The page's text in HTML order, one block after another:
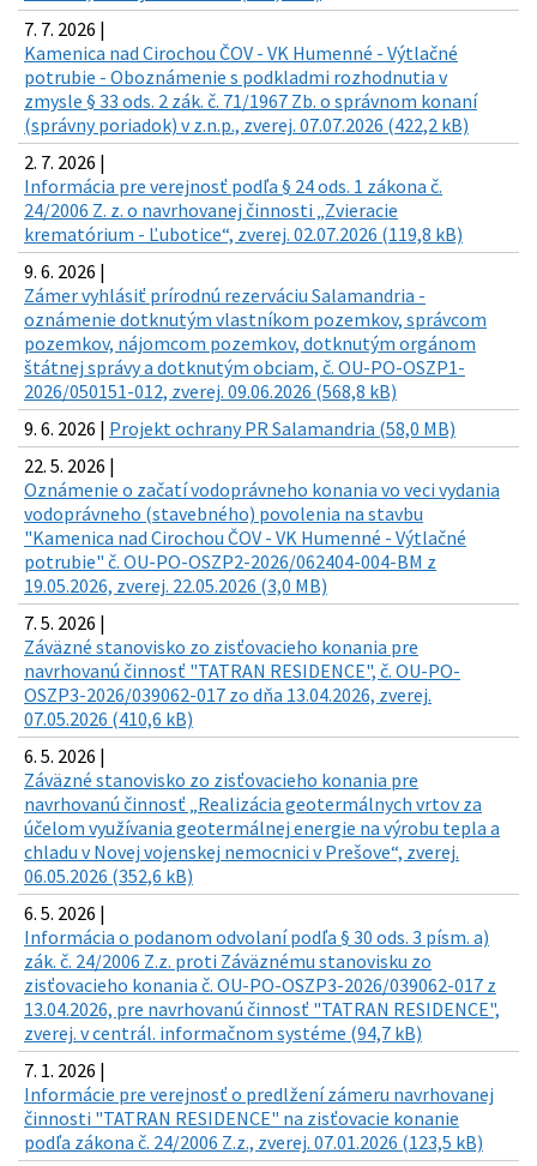
7. 7. 2026 |
Kamenica nad Cirochou ČOV - VK Humenné - Výtlačné
potrubie - Oboznámenie s podkladmi rozhodnutia v
zmysle § 33 ods. 2 zák. č. 71/1967 Zb. o správnom konaní
(správny poriadok) v z.n.p., zverej. 07.07.2026 (422,2 kB)
2. 7. 2026 |
Informácia pre verejnosť podľa § 24 ods. 1 zákona č.
24/2006 Z. z. o navrhovanej činnosti „Zvieracie
krematórium - Ľubotice“, zverej. 02.07.2026 (119,8 kB)
9. 6. 2026 |
Zámer vyhlásiť prírodnú rezerváciu Salamandria -
oznámenie dotknutým vlastníkom pozemkov, správcom
pozemkov, nájomcom pozemkov, dotknutým orgánom
štátnej správy a dotknutým obciam, č. OU-PO-OSZP1-
2026/050151-012, zverej. 09.06.2026 (568,8 kB)
9. 6. 2026 | Projekt ochrany PR Salamandria (58,0 MB)
22. 5. 2026 |
Oznámenie o začatí vodoprávneho konania vo veci vydania
vodoprávneho (stavebného) povolenia na stavbu
"Kamenica nad Cirochou ČOV - VK Humenné - Výtlačné
potrubie" č. OU-PO-OSZP2-2026/062404-004-BM z
19.05.2026, zverej. 22.05.2026 (3,0 MB)
7. 5. 2026 |
Záväzné stanovisko zo zisťovacieho konania pre
navrhovanú činnosť "TATRAN RESIDENCE", č. OU-PO-
OSZP3-2026/039062-017 zo dňa 13.04.2026, zverej.
07.05.2026 (410,6 kB)
6. 5. 2026 |
Záväzné stanovisko zo zisťovacieho konania pre
navrhovanú činnosť „Realizácia geotermálnych vrtov za
účelom využívania geotermálnej energie na výrobu tepla a
chladu v Novej vojenskej nemocnici v Prešove“, zverej.
06.05.2026 (352,6 kB)
6. 5. 2026 |
Informácia o podanom odvolaní podľa § 30 ods. 3 písm. a)
zák. č. 24/2006 Z.z. proti Záväznému stanovisku zo
zisťovacieho konania č. OU-PO-OSZP3-2026/039062-017 z
13.04.2026, pre navrhovanú činnosť "TATRAN RESIDENCE",
zverej. v centrál. informačnom systéme (94,7 kB)
7. 1. 2026 |
Informácie pre verejnosť o predlžení zámeru navrhovanej
činnosti "TATRAN RESIDENCE" na zisťovacie konanie
podľa zákona č. 24/2006 Z.z., zverej. 07.01.2026 (123,5 kB)